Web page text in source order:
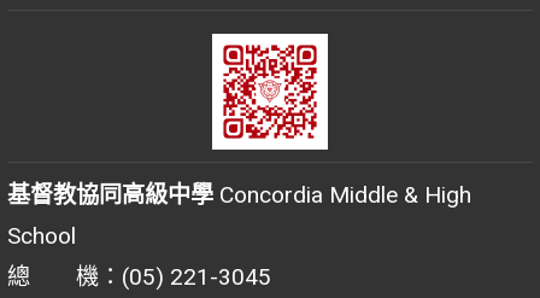
基督教協同高級中學 Concordia Middle & High
School
總 機：(05) 221-3045